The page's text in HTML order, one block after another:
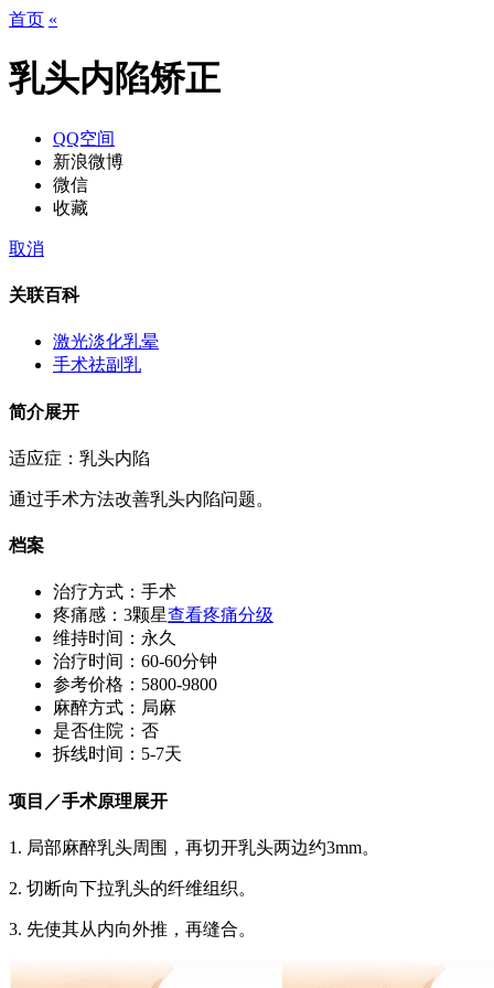
首页 «
乳头内陷矫正
QQ空间
新浪微博
微信
收藏
取消
关联百科
激光淡化乳晕
手术祛副乳
简介展开
适应症：乳头内陷
通过手术方法改善乳头内陷问题。
档案
治疗方式： 手术
疼痛感： 3颗星查看疼痛分级
维持时间： 永久
治疗时间： 60-60分钟
参考价格： 5800-9800
麻醉方式： 局麻
是否住院： 否
拆线时间： 5-7天
项目／手术原理展开
1. 局部麻醉乳头周围，再切开乳头两边约3mm。
2. 切断向下拉乳头的纤维组织。
3. 先使其从内向外推，再缝合。